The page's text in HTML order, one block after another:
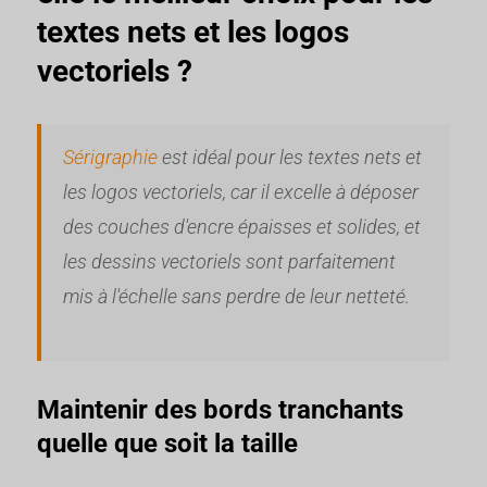
textes nets et les logos
vectoriels ?
Sérigraphieest idéal pour les textes nets et
les logos vectoriels, car il excelle à déposer
des couches d'encre épaisses et solides, et
les dessins vectoriels sont parfaitement
mis à l'échelle sans perdre de leur netteté.
Maintenir des bords tranchants
quelle que soit la taille